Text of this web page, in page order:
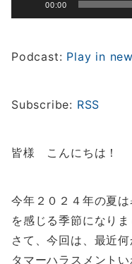
声
レ
ー
00:00
Podcast: Play in
Subscribe: RSS
皆様 こんにちは！
今年２０２４年の夏
を感じる季節になりま
さて、今回は、最近
タマーハラスメント